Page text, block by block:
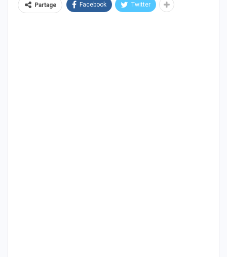
Partage Facebook Twitter